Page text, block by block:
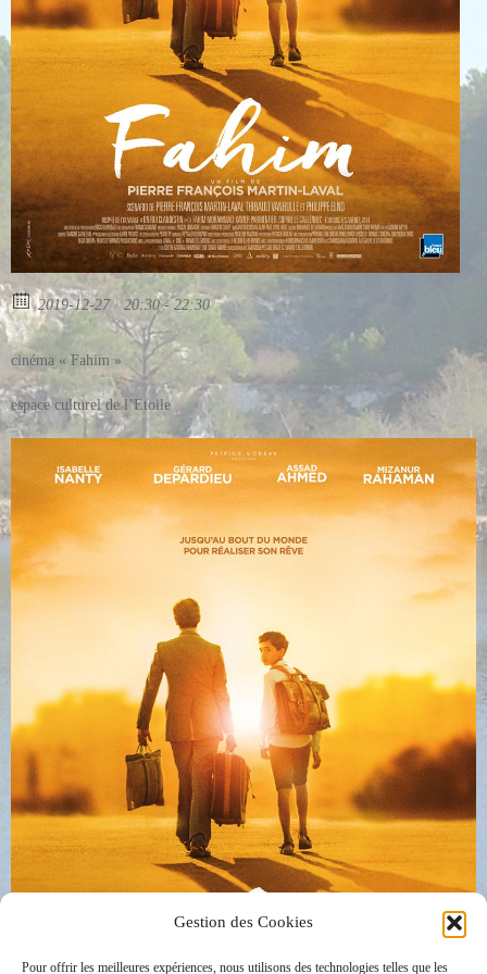
Gestion des Cookies
Pour offrir les meilleures expériences, nous utilisons des technologies telles que les
2019-12-27 20:30 - 22:30
cinéma « Fahim »
espace culturel de l’Etoile